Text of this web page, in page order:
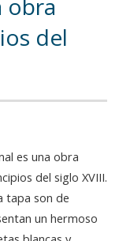
obra
del
es una obra
del siglo XVIII.
tapa son de
un hermoso